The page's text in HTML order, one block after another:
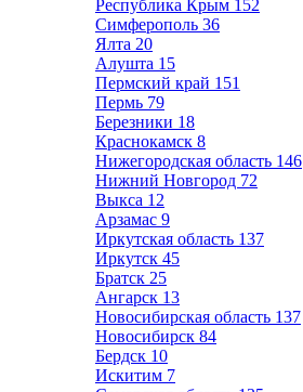
Республика Крым 152
Симферополь 36
Ялта 20
Алушта 15
Пермский край 151
Пермь 79
Березники 18
Краснокамск 8
Нижегородская область 146
Нижний Новгород 72
Выкса 12
Арзамас 9
Иркутская область 137
Иркутск 45
Братск 25
Ангарск 13
Новосибирская область 137
Новосибирск 84
Бердск 10
Искитим 7